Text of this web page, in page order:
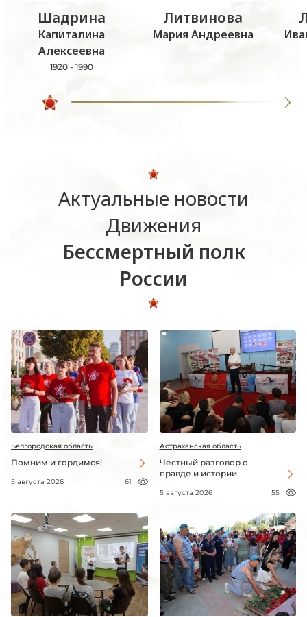
Шадрина
Капиталина
Алексеевна
1920 - 1990
Литвинова
Мария Андреевна
Актуальные новости
Движения
Бессмертный полк
России
Белгородская область
Помним и гордимся!
5 августа 2026 61
Астраханская область
Честный разговор о
правде и истории
5 августа 2026 55